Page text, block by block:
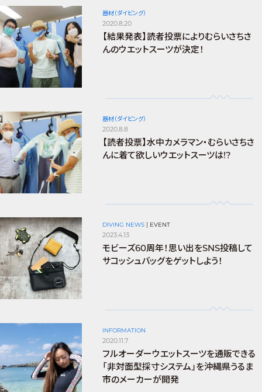
器材（ダイビング）
2020.8.20
【結果発表】読者投票によりむらいさちさ
んのウエットスーツが決定！
器材（ダイビング）
2020.8.8
【読者投票】水中カメラマン・むらいさちさ
んに着て欲しいウエットスーツは!?
DIVING NEWS EVENT
2023.4.13
モビーズ60周年！思い出をSNS投稿して
サコッシュバッグをゲットしよう！
INFORMATION
2020.11.7
フルオーダーウエットスーツを通販できる
「非対面型採寸システム」を沖縄県うるま
市のメーカーが開発